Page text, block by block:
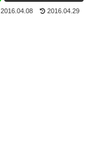
2016.04.08 2016.04.29